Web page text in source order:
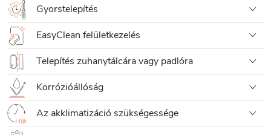
Gyorstelepítés
EasyClean felületkezelés
Telepítés zuhanytálcára vagy padlóra
Korrózióállóság
Az akklimatizáció szükségessége